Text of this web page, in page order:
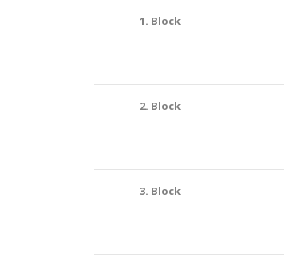
1. Block
2. Block
3. Block